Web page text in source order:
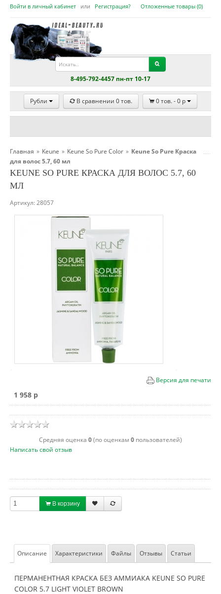
Войти в личный кабинет или Регистрация? Отложенные товары (0)
8-495-792-4457 пн-пт 10-17
Рубли В сравнении 0тов. 0тов. -0 p
Главная » Keune » Keune So Pure Color » Keune So Pure Краска
для волос 5.7, 60 мл
KEUNE SO PURE КРАСКА ДЛЯ ВОЛОС 5.7, 60
МЛ
Артикул:28057
Версия для печати
1 958 p
Cредняя оценка 0(по оценкам 0 пользователей)
Написать свой отзыв
В корзину
Описание Характеристики Файлы Отзывы Статьи
ПЕРМАНЕНТНАЯ КРАСКА БЕЗ АММИАКА KEUNE SO PURE
COLOR 5.7 LIGHT VIOLET BROWN